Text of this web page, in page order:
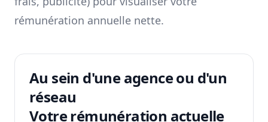
rémunération annuelle nette.
Au sein d'une agence ou d'un
réseau
Votre rémunération actuelle